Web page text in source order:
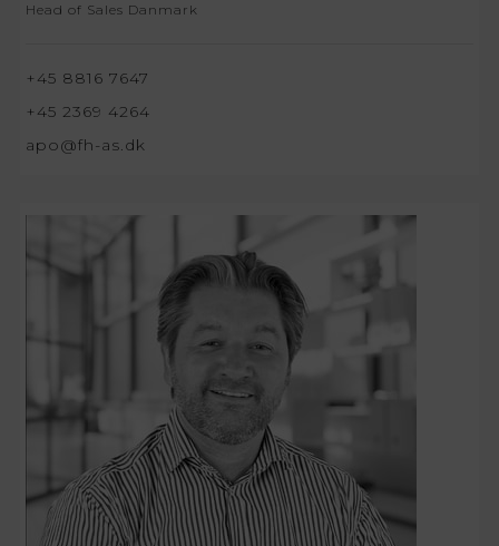
Head of Sales Danmark
+45 8816 7647
+45 2369 4264
apo@fh-as.dk